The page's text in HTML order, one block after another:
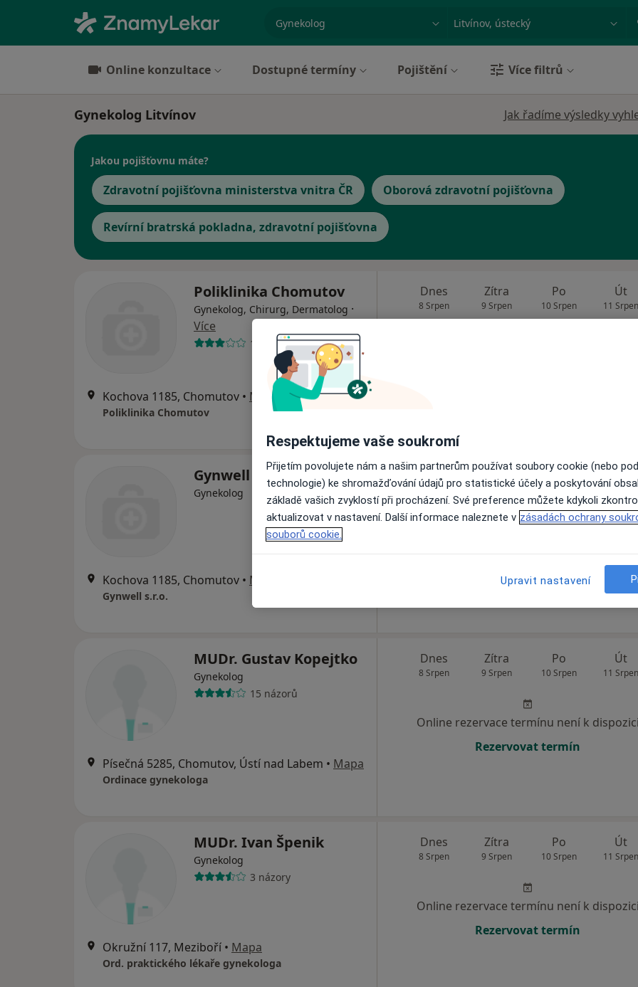
Město nebo region
Online konzultace Dostupné termíny Pojištění Více filtrů
Gynekolog Litvínov Jak řadíme výsledky
Jakou pojišťovnu máte?
Zdravotní pojišťovna ministerstva vnitra ČR Oborová zdravotní pojišťovna
Revírní bratrská pokladna, zdravotní pojišťovna
Poliklinika Chomutov
Gynekolog, Chirurg, Dermatolog ·
Více
14 názorů
Kochova 1185, Chomutov • Mapa
Poliklinika Chomutov
Dnes
8 Srpen
Zítra
9 Srpen
Po
10 Srpen
Út
11 Srpen
Gynwell s.r.o.
Gynekolog
Kochova 1185, Chomutov • Mapa
Gynwell s.r.o.
Dnes
8 Srpen
Zítra
9 Srpen
Po
10 Srpen
Út
11 Srpen
MUDr. Gustav Kopejtko
Gynekolog
15 názorů
Písečná 5285, Chomutov, Ústí nad Labem • Mapa
Ordinace gynekologa
Dnes
8 Srpen
Zítra
9 Srpen
Po
10 Srpen
Út
11 Srpen
Online rezervace termínu není k dispozici
Rezervovat termín
MUDr. Ivan Špenik
Gynekolog
3 názory
Okružní 117, Meziboří • Mapa
Ord. praktického lékaře gynekologa
Dnes
8 Srpen
Zítra
9 Srpen
Po
10 Srpen
Út
11 Srpen
Online rezervace termínu není k dispozici
Rezervovat termín
Respektujeme vaše soukromí
Přijetím povolujete nám a našim partnerům používat soubory cookie (nebo
technologie) ke shromažďování údajů pro statistické účely a poskytování
základě vašich zvyklostí při procházení. Své preference můžete kdykoli
aktualizovat v nastavení. Další informace naleznete v zásadách ochrany
souborů cookie.
Upravit nastavení